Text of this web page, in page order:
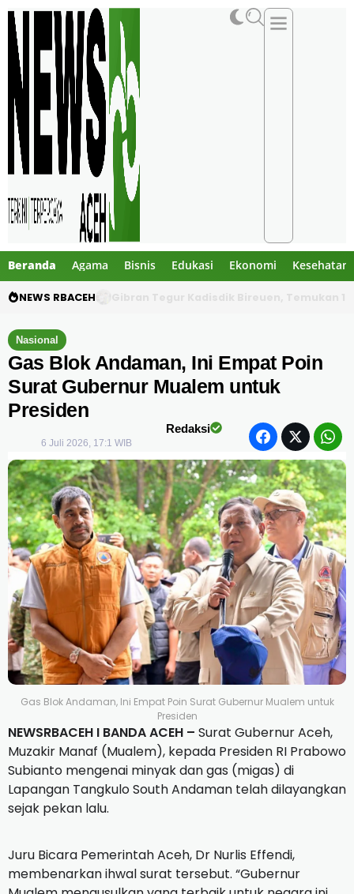
Beranda Agama Bisnis Edukasi Ekonomi Kesehatan
NEWS RBACEH
Nasional
Gas Blok Andaman, Ini Empat Poin
Surat Gubernur Mualem untuk
Presiden
Redaksi
6 Juli 2026, 17:1 WIB
Gas Blok Andaman, Ini Empat Poin Surat Gubernur Mualem untuk
Presiden
NEWSRBACEH I BANDA ACEH – Surat Gubernur Aceh,
Muzakir Manaf (Mualem), kepada Presiden RI Prabowo
Subianto mengenai minyak dan gas (migas) di
Lapangan Tangkulo South Andaman telah dilayangkan
sejak pekan lalu.
Juru Bicara Pemerintah Aceh, Dr Nurlis Effendi,
membenarkan ihwal surat tersebut. “Gubernur